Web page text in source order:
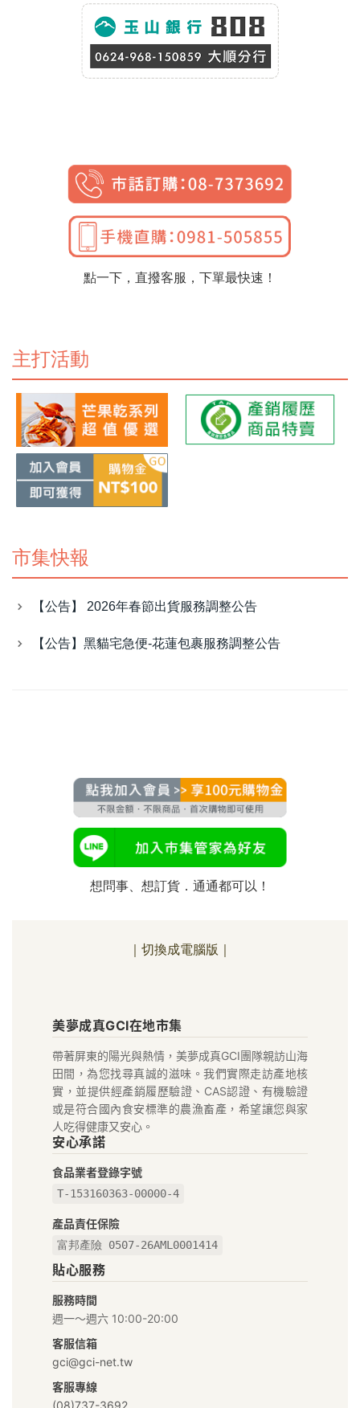
點一下，直撥客服，下單最快速！
主打活動
市集快報
【公告】 2026年春節出貨服務調整公告
【公告】黑貓宅急便-花蓮包裹服務調整公告
想問事、想訂貨．通通都可以！
｜切換成電腦版｜
夢
成
真
GCI
在
地
好
物
市
集
｜
給
美夢成真GCI在地市集
帶著屏東的陽光與熱情，美夢成真GCI團隊親訪山海
田間，為您找尋真誠的滋味。我們實際走訪產地核
實，並提供經產銷履歷驗證、CAS認證、有機驗證
或是符合國內食安標準的農漁畜產，希望讓您與家
人吃得健康又安心。
安心承諾
食品業者登錄字號
T-153160363-00000-4
產品責任保險
富邦產險 0507-26AML0001414
貼心服務
服務時間
週一～週六 10:00-20:00
客服信箱
gci@gci-net.tw
客服專線
(08)737-3692